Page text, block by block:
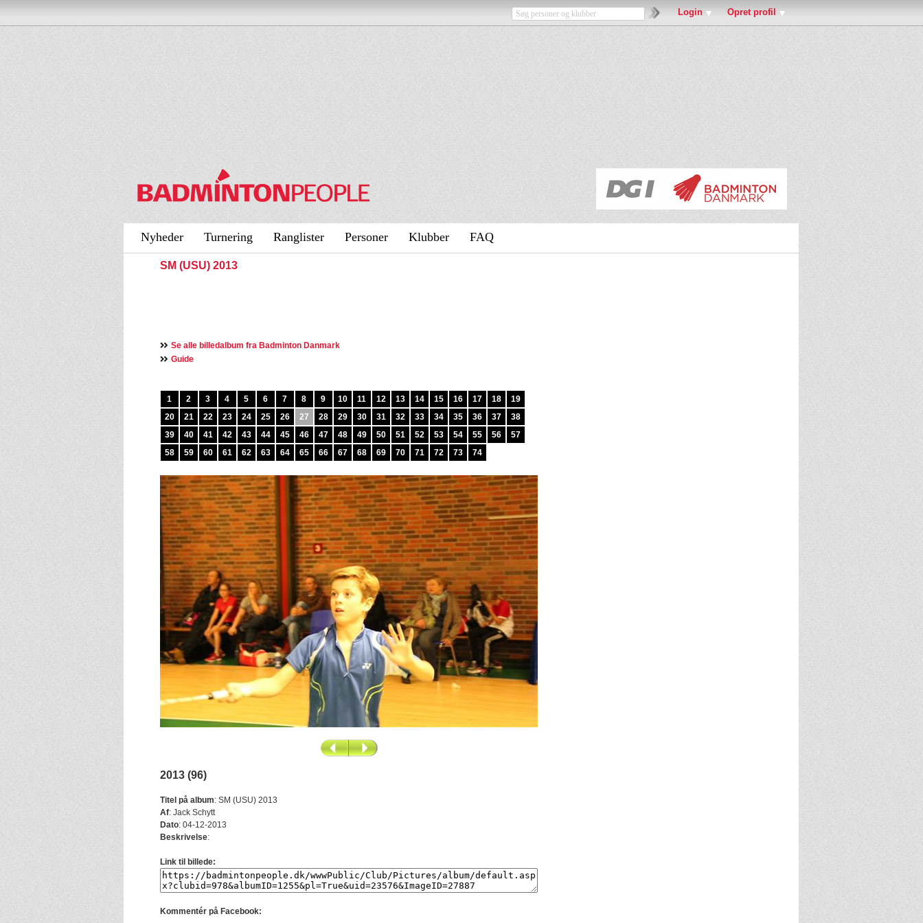
Login Opret profil
Nyheder Turnering Ranglister Personer Klubber FAQ
SM (USU) 2013
Se alle billedalbum fra Badminton Danmark
Guide
1 2 3 4 5 6 7 8 9 10 11 12 13 14 15 16 17 18
19
20
21 22 23 24 25 26 27 28 29 30 31 32 33 34 35 36 37
38
39
40 41 42 43 44 45 46 47 48 49 50 51 52 53 54 55 56
57
58
59 60 61 62 63 64 65 66 67 68 69 70 71 72 73 74
2013 (96)
Titel på album: SM (USU) 2013
Af: Jack Schytt
Dato: 04-12-2013
Beskrivelse:
Link til billede:
Kommentér på Facebook: